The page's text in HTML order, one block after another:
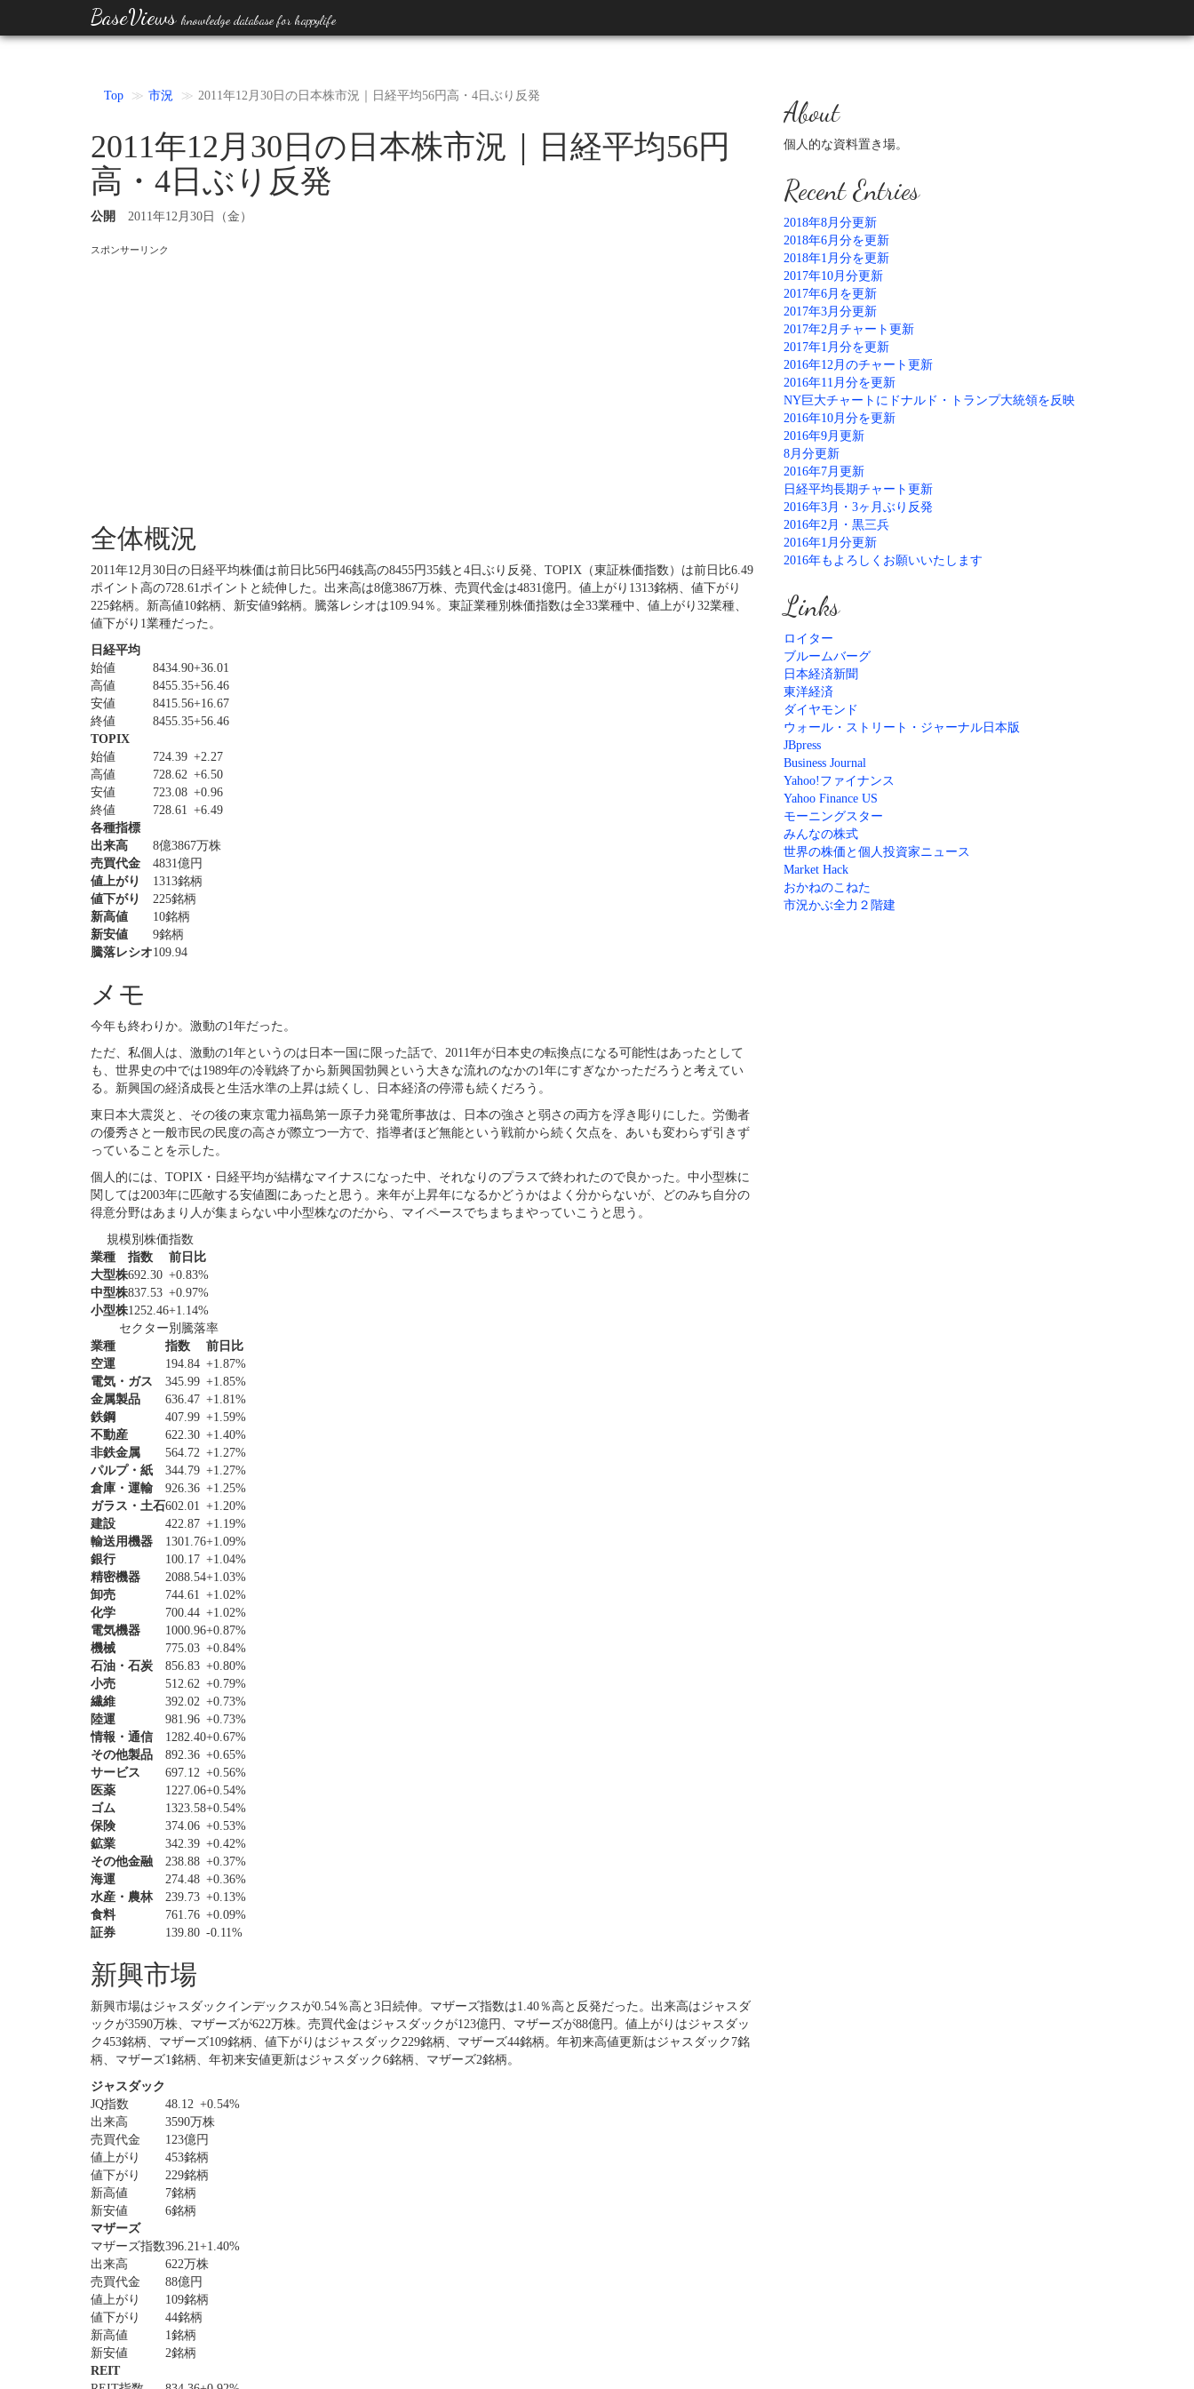
BaseViews knowledge database for happylife
Top 市況 2011年12月30日の日本株市況｜日経平均56円高・4日ぶり反発
2011年12月30日の日本株市況｜日経平均56円
高・4日ぶり反発
公開 2011年12月30日（金）
スポンサーリンク
全体概況
2011年12月30日の日経平均株価は前日比56円46銭高の8455円35銭と4日ぶり反発、TOPIX（東証株価指数）は前日比6.49
ポイント高の728.61ポイントと続伸した。出来高は8億3867万株、売買代金は4831億円。値上がり1313銘柄、値下がり
225銘柄。新高値10銘柄、新安値9銘柄。騰落レシオは109.94％。東証業種別株価指数は全33業種中、値上がり32業種、
値下がり1業種だった。
日経平均
始値
8434.90+36.01
高値
8455.35+56.46
安値
8415.56+16.67
終値
8455.35+56.46
TOPIX
始値
724.39 +2.27
高値
728.62 +6.50
安値
723.08 +0.96
終値
728.61 +6.49
各種指標
出来高
8億3867万株
売買代金
4831億円
値上がり
1313銘柄
値下がり
225銘柄
新高値
10銘柄
新安値
9銘柄
騰落レシオ109.94
メモ
今年も終わりか。激動の1年だった。
ただ、私個人は、激動の1年というのは日本一国に限った話で、2011年が日本史の転換点になる可能性はあったとして
も、世界史の中では1989年の冷戦終了から新興国勃興という大きな流れのなかの1年にすぎなかっただろうと考えてい
る。新興国の経済成長と生活水準の上昇は続くし、日本経済の停滞も続くだろう。
東日本大震災と、その後の東京電力福島第一原子力発電所事故は、日本の強さと弱さの両方を浮き彫りにした。労働者
の優秀さと一般市民の民度の高さが際立つ一方で、指導者ほど無能という戦前から続く欠点を、あいも変わらず引きず
っていることを示した。
個人的には、TOPIX・日経平均が結構なマイナスになった中、それなりのプラスで終われたので良かった。中小型株に
関しては2003年に匹敵する安値圏にあったと思う。来年が上昇年になるかどうかはよく分からないが、どのみち自分の
得意分野はあまり人が集まらない中小型株なのだから、マイペースでちまちまやっていこうと思う。
規模別株価指数
業種
指数
前日比
大型株692.30 +0.83%
中型株837.53 +0.97%
小型株1252.46+1.14%
セクター別騰落率
業種
指数
前日比
空運
194.84 +1.87%
電気・ガス
345.99 +1.85%
金属製品
636.47 +1.81%
鉄鋼
407.99 +1.59%
不動産
622.30 +1.40%
非鉄金属
564.72 +1.27%
パルプ・紙
344.79 +1.27%
倉庫・運輸
926.36 +1.25%
ガラス・土石602.01 +1.20%
建設
422.87 +1.19%
輸送用機器
1301.76+1.09%
銀行
100.17 +1.04%
精密機器
2088.54+1.03%
卸売
744.61 +1.02%
化学
700.44 +1.02%
電気機器
1000.96+0.87%
機械
775.03 +0.84%
石油・石炭
856.83 +0.80%
小売
512.62 +0.79%
繊維
392.02 +0.73%
陸運
981.96 +0.73%
情報・通信
1282.40+0.67%
その他製品
892.36 +0.65%
サービス
697.12 +0.56%
医薬
1227.06+0.54%
ゴム
1323.58+0.54%
保険
374.06 +0.53%
鉱業
342.39 +0.42%
その他金融
238.88 +0.37%
海運
274.48 +0.36%
水産・農林
239.73 +0.13%
食料
761.76 +0.09%
証券
139.80 -0.11%
新興市場
新興市場はジャスダックインデックスが0.54％高と3日続伸。マザーズ指数は1.40％高と反発だった。出来高はジャスダ
ックが3590万株、マザーズが622万株。売買代金はジャスダックが123億円、マザーズが88億円。値上がりはジャスダッ
ク453銘柄、マザーズ109銘柄、値下がりはジャスダック229銘柄、マザーズ44銘柄。年初来高値更新はジャスダック7銘
柄、マザーズ1銘柄、年初来安値更新はジャスダック6銘柄、マザーズ2銘柄。
ジャスダック
JQ指数
48.12 +0.54%
出来高
3590万株
売買代金
123億円
値上がり
453銘柄
値下がり
229銘柄
新高値
7銘柄
新安値
6銘柄
マザーズ
マザーズ指数396.21+1.40%
出来高
622万株
売買代金
88億円
値上がり
109銘柄
値下がり
44銘柄
新高値
1銘柄
新安値
2銘柄
REIT
About
個人的な資料置き場。
Recent Entries
2018年8月分更新
2018年6月分を更新
2018年1月分を更新
2017年10月分更新
2017年6月を更新
2017年3月分更新
2017年2月チャート更新
2017年1月分を更新
2016年12月のチャート更新
2016年11月分を更新
NY巨大チャートにドナルド・トランプ大統領を反映
2016年10月分を更新
2016年9月更新
8月分更新
2016年7月更新
日経平均長期チャート更新
2016年3月・3ヶ月ぶり反発
2016年2月・黒三兵
2016年1月分更新
2016年もよろしくお願いいたします
Links
ロイター
ブルームバーグ
日本経済新聞
東洋経済
ダイヤモンド
ウォール・ストリート・ジャーナル日本版
JBpress
Business Journal
Yahoo!ファイナンス
Yahoo Finance US
モーニングスター
みんなの株式
世界の株価と個人投資家ニュース
Market Hack
おかねのこねた
市況かぶ全力２階建